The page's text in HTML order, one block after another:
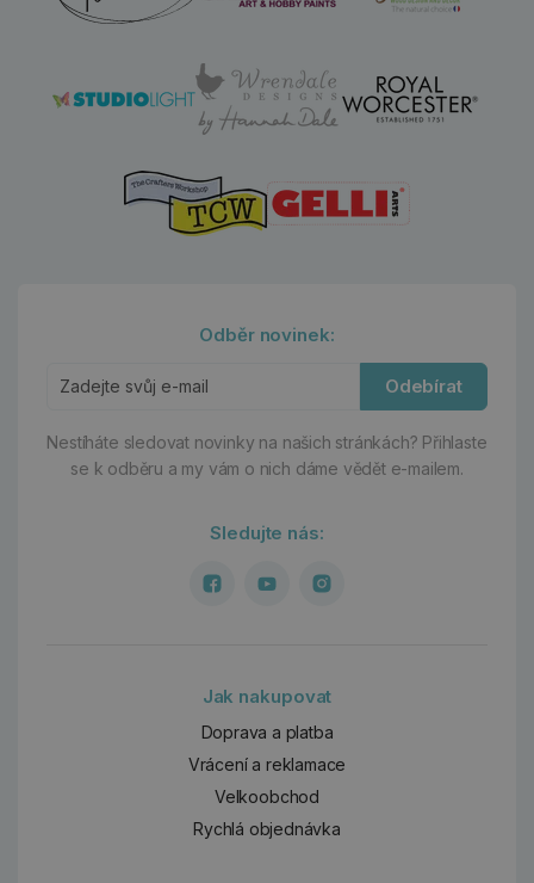
Odběr novinek:
Odebírat
Nestíháte sledovat novinky na našich stránkách? Přihlaste
se k odběru a my vám o nich dáme vědět e-mailem.
Sledujte nás:
Jak nakupovat
Doprava a platba
Vrácení a reklamace
Velkoobchod
Rychlá objednávka